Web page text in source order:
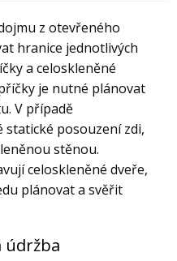
celoskleněné
dveře
z otevřeného
hranice jednotlivých
a celoskleněné
je nutné plánovat
V případě
posouzení zdi,
stěnou.
celoskleněné dveře,
plánovat a svěřit
údržba